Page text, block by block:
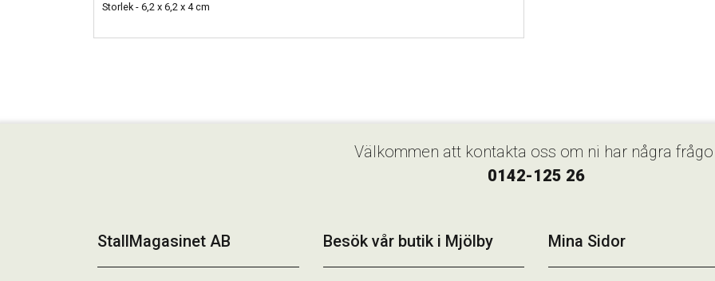
Storlek - 6,2 x 6,2 x 4 cm
Välkommen att kontakta oss om ni har några
0142-125 26
StallMagasinet AB Besök vår butik i Mjölby Mina Sidor